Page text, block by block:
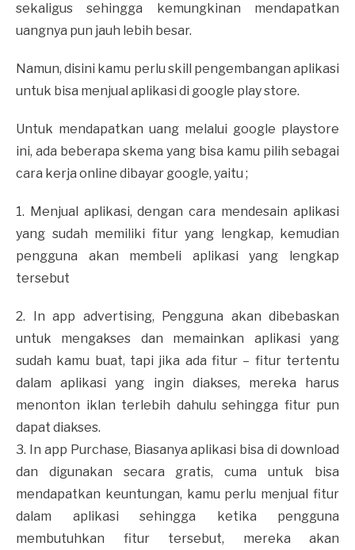
sekaligus sehingga kemungkinan mendapatkan
uangnya pun jauh lebih besar.
Namun, disini kamu perlu skill pengembangan aplikasi
untuk bisa menjual aplikasi di google play store.
Untuk mendapatkan uang melalui google playstore
ini, ada beberapa skema yang bisa kamu pilih sebagai
cara kerja online dibayar google, yaitu ;
1. Menjual aplikasi, dengan cara mendesain aplikasi
yang sudah memiliki fitur yang lengkap, kemudian
pengguna akan membeli aplikasi yang lengkap
tersebut
2. In app advertising, Pengguna akan dibebaskan
untuk mengakses dan memainkan aplikasi yang
sudah kamu buat, tapi jika ada fitur – fitur tertentu
dalam aplikasi yang ingin diakses, mereka harus
menonton iklan terlebih dahulu sehingga fitur pun
dapat diakses.
3. In app Purchase, Biasanya aplikasi bisa di download
dan digunakan secara gratis, cuma untuk bisa
mendapatkan keuntungan, kamu perlu menjual fitur
dalam aplikasi sehingga ketika pengguna
membutuhkan fitur tersebut, mereka akan